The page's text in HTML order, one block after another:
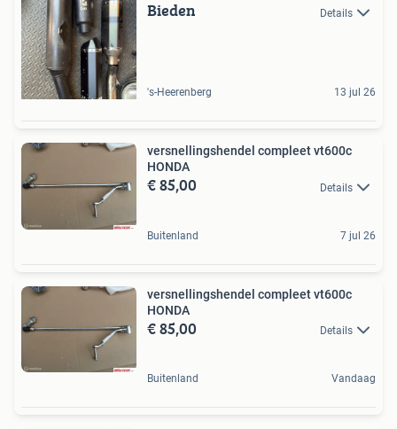
Bieden Details
's-Heerenberg 13 jul 26
versnellingshendel compleet vt600c
HONDA
€ 85,00 Details
Buitenland 7 jul 26
versnellingshendel compleet vt600c
HONDA
€ 85,00 Details
Buitenland Vandaag